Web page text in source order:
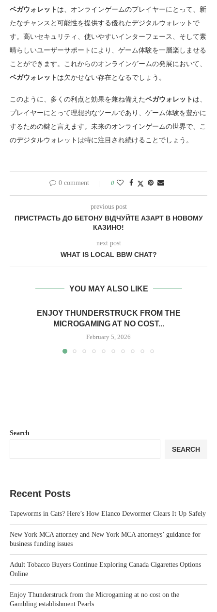
ベガウォレット は、オンラインゲームのプレイヤーにとって、新
たなチャンスと可能性を提供する優れたデジタルウォレットで
す。高いセキュリティ、使いやすいインターフェース、そして素
晴らしいユーザーサポートにより、ゲーム体験を一層楽しませる
ことができます。これからのオンラインゲームの発展において、
ベガウォレット は欠かせない存在となるでしょう。
このように、多くの利点と効果を兼ね備えたベガウォレット は、
プレイヤーにとって理想的なツールであり、ゲーム体験を豊かに
するための鍵と言えます。未来のオンラインゲームの世界で、こ
のデジタルウォレットは特に注目され続けることでしょう。
0 comment 0
previous post
ПРИСТРАСТЬ ДО БЕТОНУ ВІДЧУЙТЕ АЗАРТ В НОВОМУ
КАЗИНО!
next post
WHAT IS LOCAL BBW CHAT?
YOU MAY ALSO LIKE
ENJOY THUNDERSTRUCK FROM THE
MICROGAMING AT NO COST...
February 5, 2026
Search
SEARCH
Recent Posts
Tapeworms in Cats? Here’s How Elanco Dewormer Clears It Up Safely
New York MCA attorney and New York MCA attorneys’ guidance for
business funding issues
Adult Tobacco Buyers Continue Exploring Canada Cigarettes Options
Online
Enjoy Thunderstruck from the Microgaming at no cost on the
Gambling establishment Pearls